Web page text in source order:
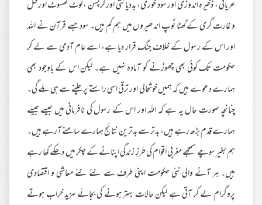
عریانی ، ذخیرہ اندوزی اور سود خوری، بددیانتی اور کرپشن ، لوٹ کھسوٹ اورقتل
و غارت گری کے گھٹا ٹوپ اندھیروں میں ہم گم ہیں۔ سود جسے قرآن نے اللہ
اور اس کے رسول کے خلاف جنگ قرار دیا ہے، اسے عام آدمی سے لے کر
حکومت تک کوئی بھی چھوڑنے کو آمادہ نہیں ہے۔ لیکن اس کے باوجود بھی
ہمارے دعوے ہیں کہ ہمیں خوشحالی اور ترقی اسی راستے پر چلنے سے ہی ملے گی۔
چنانچہ صورتِ حال یہ ہے کہ اللہ اور اس کے رسول کی نافرمانی میں جیسے جیسے
ہمارے قدم بڑھ رہے ہیں، بدتر سے بدترین نتائج ہمارے سامنے آرہے ہیں۔
ہم بغیر سوچے سمجھے مغربی اَقوام کی طرزِ زندگی اپنانے کے چکر میں دھکے کھا رہے
ہیں۔ ہر آنے والی نئی حکومت اپنی طرف سے نئے نئے معاشی و اقتصادی
پروگرام لے کر آتی ہے لیکن حالات بہتر ہونے کی بجائے مزید خراب ہوتے